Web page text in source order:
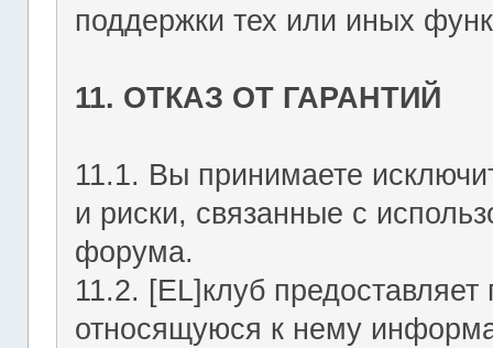
поддержки тех или иных
11. ОТКАЗ ОТ ГАРАНТИЙ
11.1. Вы принимаете
и риски, связанные с
форума.
11.2. [EL]клуб
относящуюся к нему